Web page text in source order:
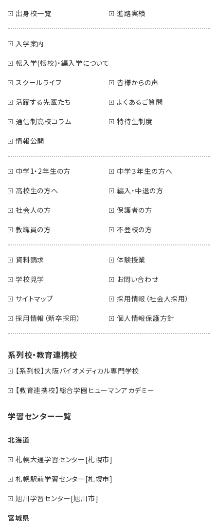
出身校一覧 進路実績
入学案内
転入学(転校)・編入学について
スクールライフ
皆様からの声
活躍する先輩たち
よくあるご質問
通信制高校コラム
特待生制度
情報公開
中学1・2年生の方
中学３年生の方へ
高校生の方へ
編入・中退の方
社会人の方
保護者の方
教職員の方
不登校の方
資料請求
体験授業
学校見学
お問い合わせ
サイトマップ
採用情報（社会人採用）
採用情報（新卒採用）
個人情報保護方針
系列校・教育連携校
【系列校】大阪バイオメディカル専門学校
【教育連携校】総合学園ヒューマンアカデミー
学習センター一覧
北海道
札幌大通学習センター[札幌市]
札幌駅前学習センター[札幌市]
旭川学習センター[旭川市]
宮城県